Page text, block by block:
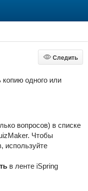
Следить
Следить
копию одного или
вопросов) в списке
Чтобы
используйте
в ленте iSpring